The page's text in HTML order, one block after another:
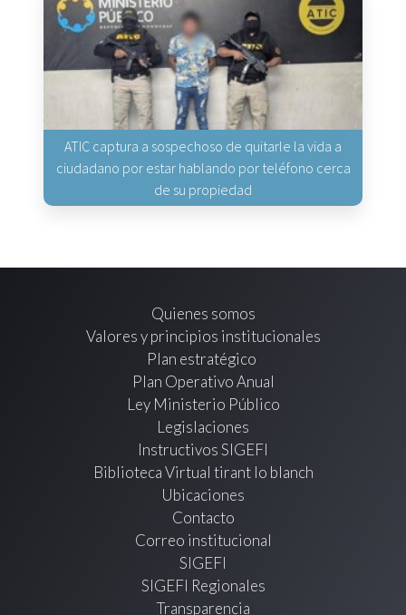
ATIC captura a sospechoso de quitarle la vida a
ciudadano por estar hablando por teléfono cerca
de su propiedad
Quienes somos
Valores y principios institucionales
Plan estratégico
Plan Operativo Anual
Ley Ministerio Público
Legislaciones
Instructivos SIGEFI
Biblioteca Virtual tirant lo blanch
Ubicaciones
Contacto
Correo institucional
SIGEFI
SIGEFI Regionales
Transparencia